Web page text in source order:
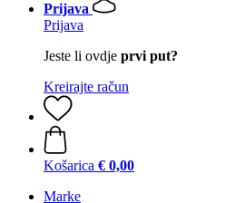
Prijava
Prijava
Jeste li ovdje prvi put?
Kreirajte račun
Košarica € 0,00
Marke